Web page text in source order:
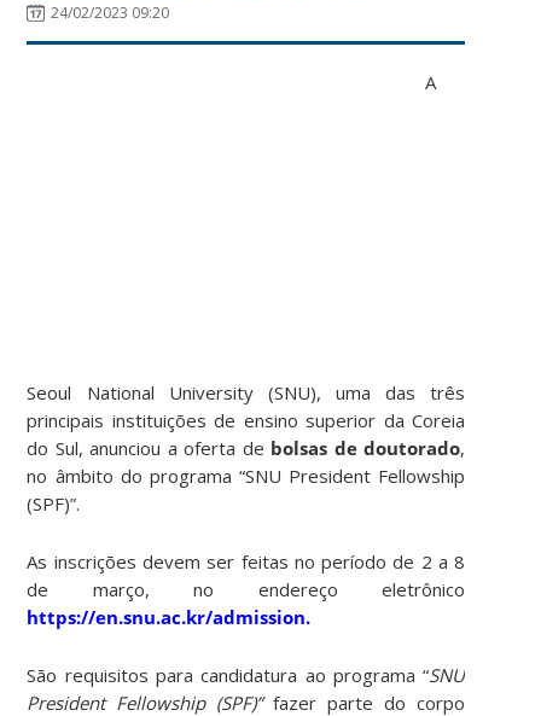
24/02/2023 09:20
A
Seoul National University (SNU), uma das três
principais instituições de ensino superior da Coreia
do Sul, anunciou a oferta de bolsas de doutorado,
no âmbito do programa “SNU President Fellowship
(SPF)”.
As inscrições devem ser feitas no período de 2 a 8
de março, no endereço eletrônico
https://en.snu.ac.kr/admission.
São requisitos para candidatura ao programa “SNU
President Fellowship (SPF)”fazer parte do corpo